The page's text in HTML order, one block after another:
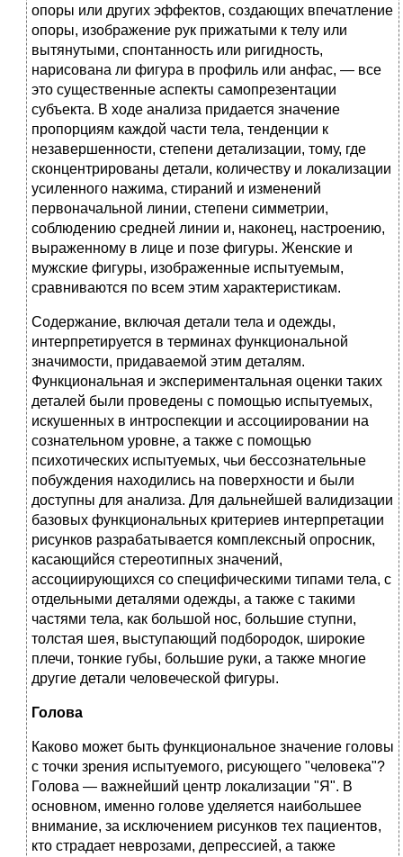
опоры или других эффектов, создающих впечатление
опоры, изображение рук прижатыми к телу или
вытянутыми, спонтанность или ригидность,
нарисована ли фигура в профиль или анфас, — все
это существенные аспекты самопрезентации
субъекта. В ходе анализа придается значение
пропорциям каждой части тела, тенденции к
незавершенности, степени детализации, тому, где
сконцентрированы детали, количеству и локализации
усиленного нажима, стираний и изменений
первоначальной линии, степени симметрии,
соблюдению средней линии и, наконец, настроению,
выраженному в лице и позе фигуры. Женские и
мужские фигуры, изображенные испытуемым,
сравниваются по всем этим характеристикам.
Содержание, включая детали тела и одежды,
интерпретируется в терминах функциональной
значимости, придаваемой этим деталям.
Функциональная и экспериментальная оценки таких
деталей были проведены с помощью испытуемых,
искушенных в интроспекции и ассоциировании на
сознательном уровне, а также с помощью
психотических испытуемых, чьи бессознательные
побуждения находились на поверхности и были
доступны для анализа. Для дальнейшей валидизации
базовых функциональных критериев интерпретации
рисунков разрабатывается комплексный опросник,
касающийся стереотипных значений,
ассоциирующихся со специфическими типами тела, с
отдельными деталями одежды, а также с такими
частями тела, как большой нос, большие ступни,
толстая шея, выступающий подбородок, широкие
плечи, тонкие губы, большие руки, а также многие
другие детали человеческой фигуры.
Голова
Каково может быть функциональное значение головы
с точки зрения испытуемого, рисующего "человека"?
Голова — важнейший центр локализации "Я". В
основном, именно голове уделяется наибольшее
внимание, за исключением рисунков тех пациентов,
кто страдает неврозами, депрессией, а также